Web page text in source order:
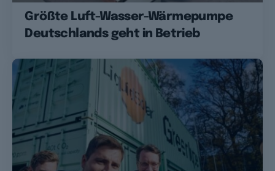
Größte Luft-Wasser-Wärmepumpe
Deutschlands geht in Betrieb